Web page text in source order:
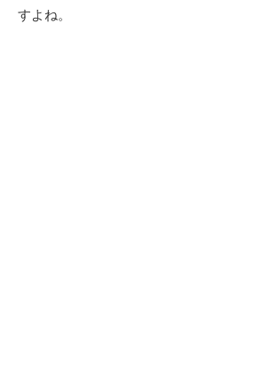
すよね。